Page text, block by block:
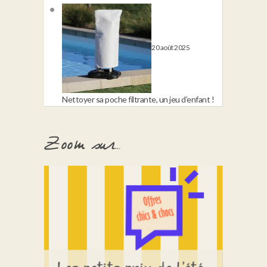
20 août 2025
Nettoyer sa poche filtrante, un jeu d’enfant !
Zoom sur…